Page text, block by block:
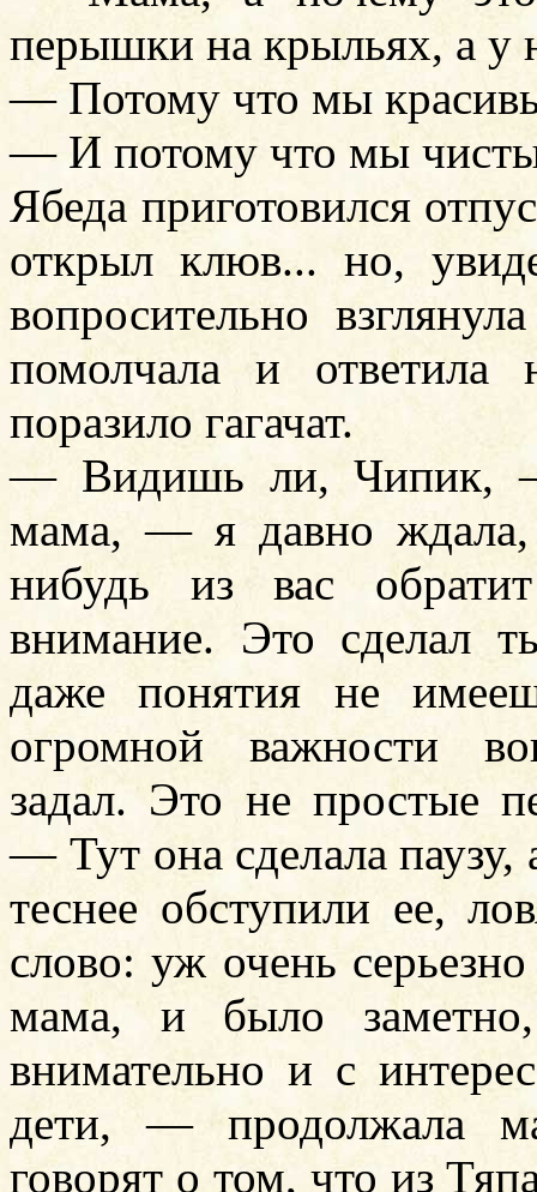
перышки на крыльях, а у
— Потому что мы
— И потому что мы
Ябеда приготовился
открыл клюв... но,
вопросительно
помолчала и ответила
поразило гагачат.
— Видишь ли, Чипик,
мама, — я давно ждала,
нибудь из вас
внимание. Это сделал
даже понятия не
огромной важности
задал. Это не простые
— Тут она сделала паузу,
теснее обступили ее,
слово: уж очень
мама, и было
внимательно и с
дети, — продолжала
говорят о том, что из